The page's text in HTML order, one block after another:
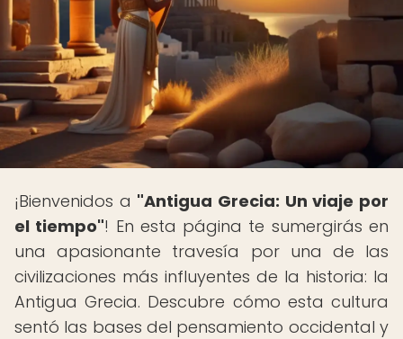
¡Bienvenidos a "Antigua Grecia: Un viaje por
el tiempo"! En esta página te sumergirás en
una apasionante travesía por una de las
civilizaciones más influyentes de la historia: la
Antigua Grecia. Descubre cómo esta cultura
sentó las bases del pensamiento occidental y